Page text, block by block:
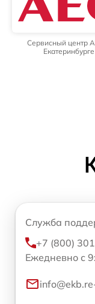
Сервисный центр
Екатеринбурге
Служба
+7 (800)
Ежедневно с